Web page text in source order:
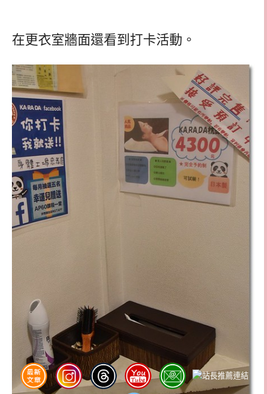
在更衣室牆面還看到打卡活動。